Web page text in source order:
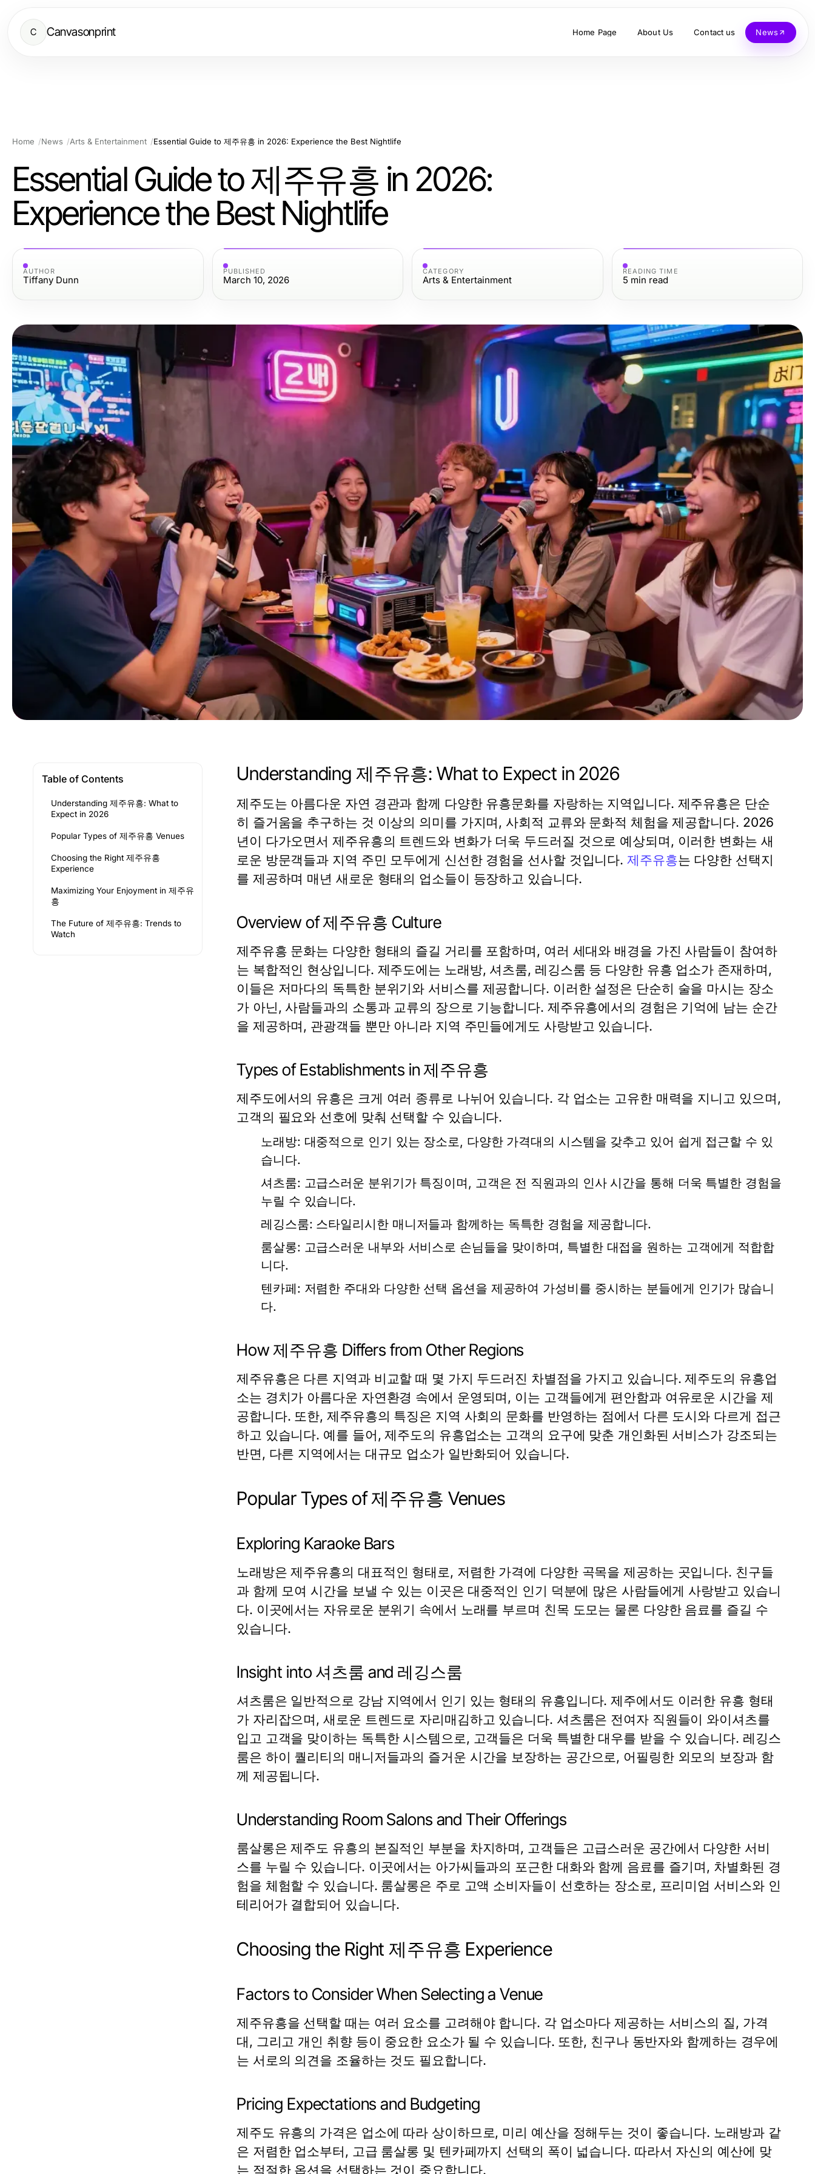
C Canvasonprint Home Page About Us Contact us News
Home News Arts & Entertainment Essential Guide to 제주유흥 in 2026: Experience the Best Nightlife
Essential Guide to 제주유흥 in 2026:
Experience the Best Nightlife
AUTHOR
Tiffany Dunn
PUBLISHED
March 10, 2026
CATEGORY
Arts & Entertainment
READING TIME
5 min read
Table of Contents
Understanding 제주유흥: What to
Expect in 2026
Popular Types of 제주유흥 Venues
Choosing the Right 제주유흥
Experience
Maximizing Your Enjoyment in 제주유
흥
The Future of 제주유흥: Trends to
Watch
Understanding 제주유흥: What to Expect in 2026
제주도는 아름다운 자연 경관과 함께 다양한 유흥문화를 자랑하는 지역입니다. 제주유흥은 단순
히 즐거움을 추구하는 것 이상의 의미를 가지며, 사회적 교류와 문화적 체험을 제공합니다. 2026
년이 다가오면서 제주유흥의 트렌드와 변화가 더욱 두드러질 것으로 예상되며, 이러한 변화는 새
로운 방문객들과 지역 주민 모두에게 신선한 경험을 선사할 것입니다.제주유흥는 다양한 선택지
를 제공하며 매년 새로운 형태의 업소들이 등장하고 있습니다.
Overview of 제주유흥 Culture
제주유흥 문화는 다양한 형태의 즐길 거리를 포함하며, 여러 세대와 배경을 가진 사람들이 참여하
는 복합적인 현상입니다. 제주도에는 노래방, 셔츠룸, 레깅스룸 등 다양한 유흥 업소가 존재하며,
이들은 저마다의 독특한 분위기와 서비스를 제공합니다. 이러한 설정은 단순히 술을 마시는 장소
가 아닌, 사람들과의 소통과 교류의 장으로 기능합니다. 제주유흥에서의 경험은 기억에 남는 순간
을 제공하며, 관광객들 뿐만 아니라 지역 주민들에게도 사랑받고 있습니다.
Types of Establishments in 제주유흥
제주도에서의 유흥은 크게 여러 종류로 나뉘어 있습니다. 각 업소는 고유한 매력을 지니고 있으며,
고객의 필요와 선호에 맞춰 선택할 수 있습니다.
노래방: 대중적으로 인기 있는 장소로, 다양한 가격대의 시스템을 갖추고 있어 쉽게 접근할 수 있
습니다.
셔츠룸: 고급스러운 분위기가 특징이며, 고객은 전 직원과의 인사 시간을 통해 더욱 특별한 경험을
누릴 수 있습니다.
레깅스룸: 스타일리시한 매니저들과 함께하는 독특한 경험을 제공합니다.
룸살롱: 고급스러운 내부와 서비스로 손님들을 맞이하며, 특별한 대접을 원하는 고객에게 적합합
니다.
텐카페: 저렴한 주대와 다양한 선택 옵션을 제공하여 가성비를 중시하는 분들에게 인기가 많습니
다.
How 제주유흥 Differs from Other Regions
제주유흥은 다른 지역과 비교할 때 몇 가지 두드러진 차별점을 가지고 있습니다. 제주도의 유흥업
소는 경치가 아름다운 자연환경 속에서 운영되며, 이는 고객들에게 편안함과 여유로운 시간을 제
공합니다. 또한, 제주유흥의 특징은 지역 사회의 문화를 반영하는 점에서 다른 도시와 다르게 접근
하고 있습니다. 예를 들어, 제주도의 유흥업소는 고객의 요구에 맞춘 개인화된 서비스가 강조되는
반면, 다른 지역에서는 대규모 업소가 일반화되어 있습니다.
Popular Types of 제주유흥 Venues
Exploring Karaoke Bars
노래방은 제주유흥의 대표적인 형태로, 저렴한 가격에 다양한 곡목을 제공하는 곳입니다. 친구들
과 함께 모여 시간을 보낼 수 있는 이곳은 대중적인 인기 덕분에 많은 사람들에게 사랑받고 있습니
다. 이곳에서는 자유로운 분위기 속에서 노래를 부르며 친목 도모는 물론 다양한 음료를 즐길 수
있습니다.
Insight into 셔츠룸 and 레깅스룸
셔츠룸은 일반적으로 강남 지역에서 인기 있는 형태의 유흥입니다. 제주에서도 이러한 유흥 형태
가 자리잡으며, 새로운 트렌드로 자리매김하고 있습니다. 셔츠룸은 전여자 직원들이 와이셔츠를
입고 고객을 맞이하는 독특한 시스템으로, 고객들은 더욱 특별한 대우를 받을 수 있습니다. 레깅스
룸은 하이 퀄리티의 매니저들과의 즐거운 시간을 보장하는 공간으로, 어필링한 외모의 보장과 함
께 제공됩니다.
Understanding Room Salons and Their Offerings
룸살롱은 제주도 유흥의 본질적인 부분을 차지하며, 고객들은 고급스러운 공간에서 다양한 서비
스를 누릴 수 있습니다. 이곳에서는 아가씨들과의 포근한 대화와 함께 음료를 즐기며, 차별화된 경
험을 체험할 수 있습니다. 룸살롱은 주로 고액 소비자들이 선호하는 장소로, 프리미엄 서비스와 인
테리어가 결합되어 있습니다.
Choosing the Right 제주유흥 Experience
Factors to Consider When Selecting a Venue
제주유흥을 선택할 때는 여러 요소를 고려해야 합니다. 각 업소마다 제공하는 서비스의 질, 가격
대, 그리고 개인 취향 등이 중요한 요소가 될 수 있습니다. 또한, 친구나 동반자와 함께하는 경우에
는 서로의 의견을 조율하는 것도 필요합니다.
Pricing Expectations and Budgeting
제주도 유흥의 가격은 업소에 따라 상이하므로, 미리 예산을 정해두는 것이 좋습니다. 노래방과 같
은 저렴한 업소부터, 고급 룸살롱 및 텐카페까지 선택의 폭이 넓습니다. 따라서 자신의 예산에 맞
는 적절한 옵션을 선택하는 것이 중요합니다.